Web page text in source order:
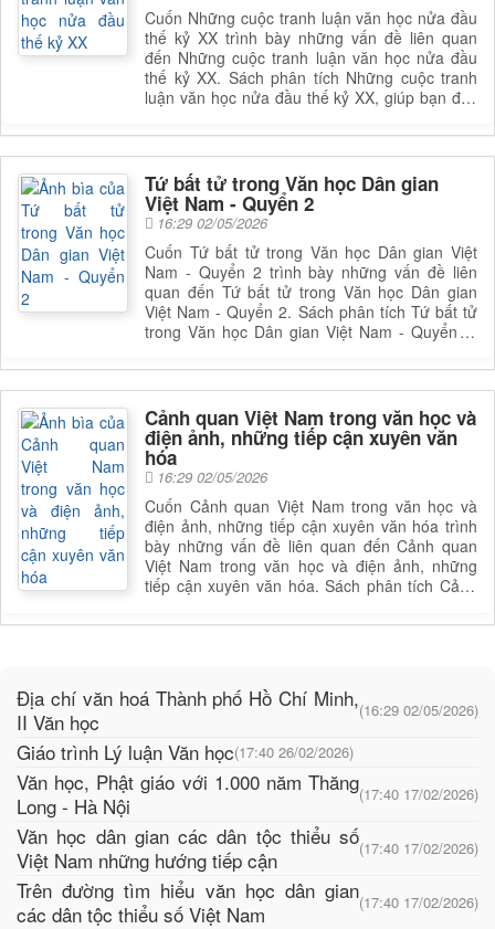
Cuốn Những cuộc tranh luận văn học nửa đầu
thế kỷ XX trình bày những vấn đề liên quan
đến Những cuộc tranh luận văn học nửa đầu
thế kỷ XX. Sách phân tích Những cuộc tranh
luận văn học nửa đầu thế kỷ XX, giúp bạn đọc
lĩnh vực này. Để nắm rõ nội dung cụ thể, bạn
đọc có thể tìm cuốn sách để đọc
Tứ bất tử trong Văn học Dân gian
Việt Nam - Quyển 2
16:29 02/05/2026
Cuốn Tứ bất tử trong Văn học Dân gian Việt
Nam - Quyển 2 trình bày những vấn đề liên
quan đến Tứ bất tử trong Văn học Dân gian
Việt Nam - Quyển 2. Sách phân tích Tứ bất tử
trong Văn học Dân gian Việt Nam - Quyển 2,
sắc hơn về lĩnh vực này. Để nắm rõ nội dung
cụ thể, bạn đọc có thể tìm cuốn sách để đọc
Cảnh quan Việt Nam trong văn học và
điện ảnh, những tiếp cận xuyên văn
hóa
16:29 02/05/2026
Cuốn Cảnh quan Việt Nam trong văn học và
điện ảnh, những tiếp cận xuyên văn hóa trình
bày những vấn đề liên quan đến Cảnh quan
Việt Nam trong văn học và điện ảnh, những
tiếp cận xuyên văn hóa. Sách phân tích Cảnh
những tiếp cận xuyên văn hóa, giúp bạn đọc có
có thể tham khảo phần mục lục trong mục chi
tiết bên dưới.
Địa chí văn hoá Thành phố Hồ Chí Minh,
II Văn học
(16:29 02/05/2026)
Giáo trình Lý luận Văn học(17:40 26/02/2026)
Văn học, Phật giáo với 1.000 năm Thăng
Long - Hà Nội
(17:40 17/02/2026)
Văn học dân gian các dân tộc thiểu số
Việt Nam những hướng tiếp cận
(17:40 17/02/2026)
Trên đường tìm hiểu văn học dân gian
các dân tộc thiểu số Việt Nam
(17:40 17/02/2026)